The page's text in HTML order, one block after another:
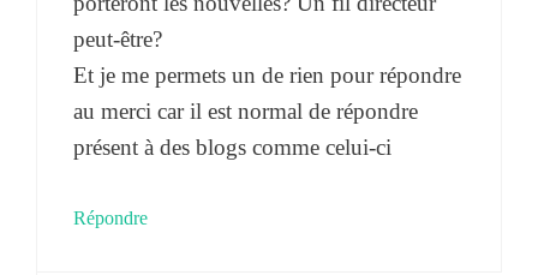
peut-être?
Et je me permets un de rien pour répondre
au merci car il est normal de répondre
présent à des blogs comme celui-ci
Répondre